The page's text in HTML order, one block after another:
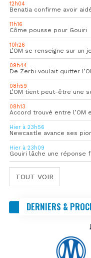
12h04
Benatia confirme avoir
11h16
Côme pousse pour Gouiri
10h26
L’OM se renseigne sur un
09h44
De Zerbi voulait quitter
08h59
L’OM tient peut-être une
08h13
Accord trouvé entre l’OM
Hier à 23h56
Hier à 23h09
Gouiri lâche une réponse
TOUT VOIR
DERNIERS &